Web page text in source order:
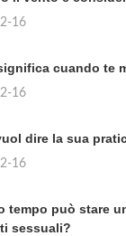
16
cuando te
16
dire la sua
16
tempo può stare
sessuali?